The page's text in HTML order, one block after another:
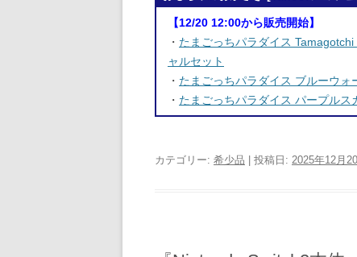
【12/20 12:00から販売開始】
・ たまごっちパラダイス
ャルセット
・ たまごっちパラダイス ブルーウォ
・ たまごっちパラダイス パープルス
カテゴリー: 希少品 | 投稿日: 2025年12月